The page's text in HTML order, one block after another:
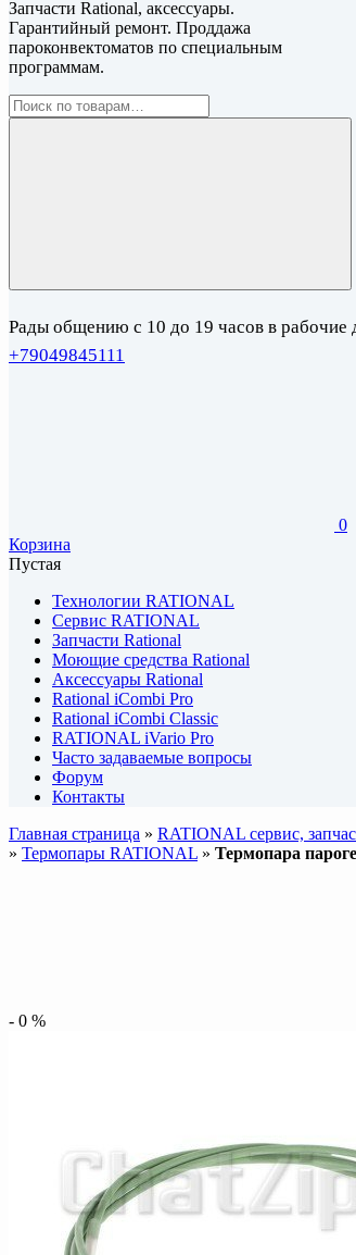
Запчасти Rational, аксессуары.
Гарантийный ремонт. Проддажа
пароконвектоматов по специальным
программам.
Рады общению с 10 до 19 часов в рабочие
+79049845111
0
Корзина
Пустая
Технологии RATIONAL
Сервис RATIONAL
Запчасти Rational
Моющие средства Rational
Аксессуары Rational
Rational iCombi Pro
Rational iCombi Classic
RATIONAL iVario Pro
Часто задаваемые вопросы
Форум
Контакты
Главная страница » RATIONAL сервис,
» Термопары RATIONAL » Термопара
- 0 %